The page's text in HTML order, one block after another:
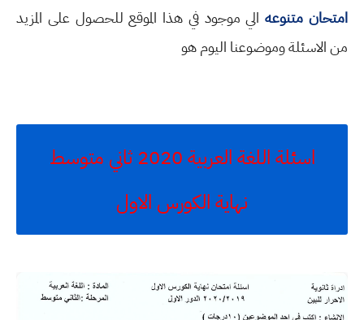
امتحان متنوعهالي موجود في هذا الموقع للحصول على المزيد
من الاسئلة وموضوعنا اليوم هو
اسئلة اللغة العربية 2020 ثاني متوسط
نهاية الكورس الاول